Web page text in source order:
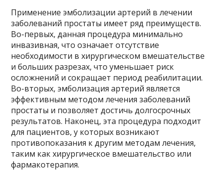
Применение эмболизации артерий в лечении
заболеваний простаты имеет ряд преимуществ.
Во-первых, данная процедура минимально
инвазивная, что означает отсутствие
необходимости в хирургическом вмешательстве
и больших разрезах, что уменьшает риск
осложнений и сокращает период реабилитации.
Во-вторых, эмболизация артерий является
эффективным методом лечения заболеваний
простаты и позволяет достичь долгосрочных
результатов. Наконец, эта процедура подходит
для пациентов, у которых возникают
противопоказания к другим методам лечения,
таким как хирургическое вмешательство или
фармакотерапия.